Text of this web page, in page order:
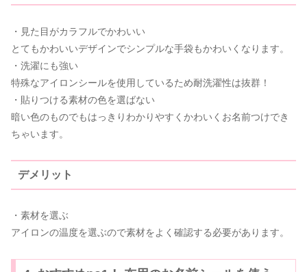
・見た目がカラフルでかわいい
とてもかわいいデザインでシンプルな手袋もかわいくなります。
・洗濯にも強い
特殊なアイロンシールを使用しているため耐洗濯性は抜群！
・貼りつける素材の色を選ばない
暗い色のものでもはっきりわかりやすくかわいくお名前つけでき
ちゃいます。
デメリット
・素材を選ぶ
アイロンの温度を選ぶので素材をよく確認する必要があります。